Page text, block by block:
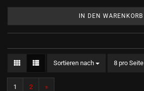
IN DEN WARENKORB
Sortieren nach
Sortieren nach 8 pro Seite
pro Seite
1 2 »